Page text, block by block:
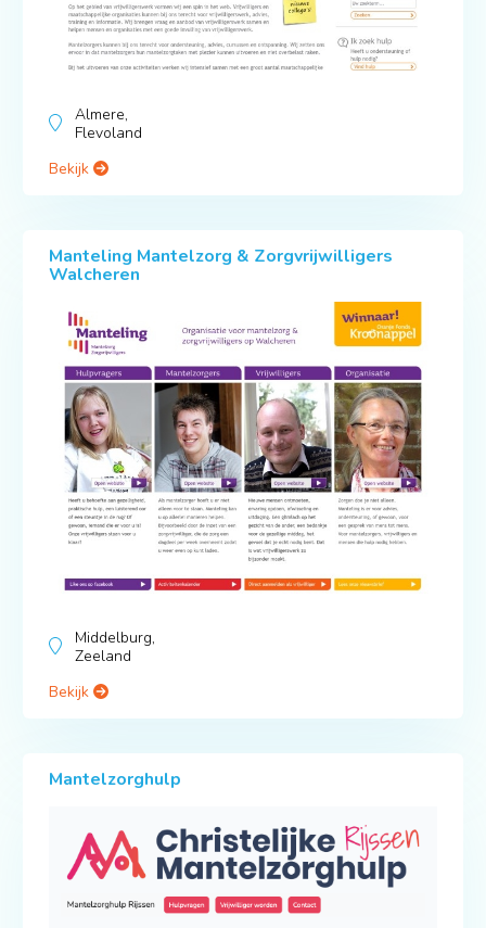
Almere,
Flevoland
Bekijk
Manteling Mantelzorg & Zorgvrijwilligers
Walcheren
Middelburg,
Zeeland
Bekijk
Mantelzorghulp